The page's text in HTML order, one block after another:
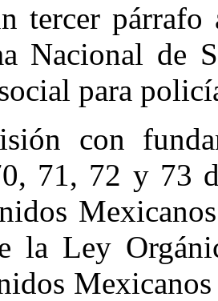
tercer
Nacional de
para
con
71, 72 y 73
Ley